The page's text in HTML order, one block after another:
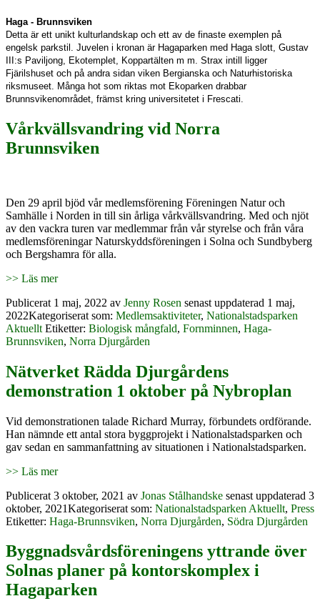
Haga - Brunnsviken
Detta är ett unikt kulturlandskap och ett av de finaste exemplen på
engelsk parkstil. Juvelen i kronan är Hagaparken med Haga slott, Gustav
III:s Paviljong, Ekotemplet, Koppartälten m m. Strax intill ligger
Fjärilshuset och på andra sidan viken Bergianska och Naturhistoriska
riksmuseet. Många hot som riktas mot Ekoparken drabbar
Brunnsvikenområdet, främst kring universitetet i Frescati.
Vårkvällsvandring vid Norra
Brunnsviken
Den 29 april bjöd vår medlemsförening Föreningen Natur och
Samhälle i Norden in till sin årliga vårkvällsvandring. Med och njöt
av den vackra turen var medlemmar från vår styrelse och från våra
medlemsföreningar Naturskyddsföreningen i Solna och Sundbyberg
och Bergshamra för alla.
>> Läs mer
Publicerat 1 maj, 2022 av Jenny Rosen senast uppdaterad 1 maj,
2022Kategoriserat som: Medlemsaktiviteter, Nationalstadsparken
Aktuellt Etiketter: Biologisk mångfald, Fornminnen, Haga-
Brunnsviken, Norra Djurgården
Nätverket Rädda Djurgårdens
demonstration 1 oktober på Nybroplan
Vid demonstrationen talade Richard Murray, förbundets ordförande.
Han nämnde ett antal stora byggprojekt i Nationalstadsparken och
gav sedan en sammanfattning av situationen i Nationalstadsparken.
>> Läs mer
Publicerat 3 oktober, 2021 av Jonas Stålhandske senast uppdaterad 3
oktober, 2021Kategoriserat som: Nationalstadsparken Aktuellt, Press
Etiketter: Haga-Brunnsviken, Norra Djurgården, Södra Djurgården
Byggnadsvårdsföreningens yttrande över
Solnas planer på kontorskomplex i
Hagaparken